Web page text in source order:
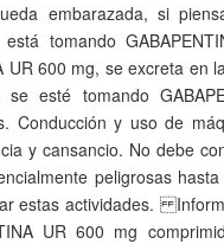
embarazada, si
tomando
UR 600 mg, se excreta en
se esté tomando
Conducción y uso de
y cansancio. No debe
peligrosas
estas actividades.
UR 600 mg